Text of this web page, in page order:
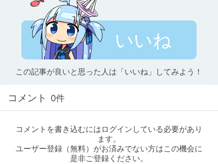
いいね
この記事が良いと思った人は「いいね」してみよう！
コメント 0件
コメントを書き込むにはログインしている必要があり
ます。
ユーザー登録（無料）がお済みでない方はこの機会に
是非ご登録ください。